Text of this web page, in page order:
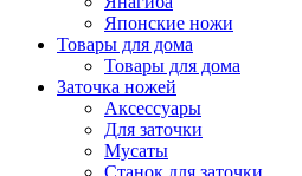
Японские ножи
Товары для дома
Товары для дома
Заточка ножей
Аксессуары
Для заточки
Мусаты
Станок для заточки